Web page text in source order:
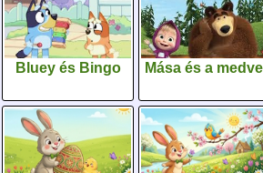
Bluey és Bingo Mása és a medve